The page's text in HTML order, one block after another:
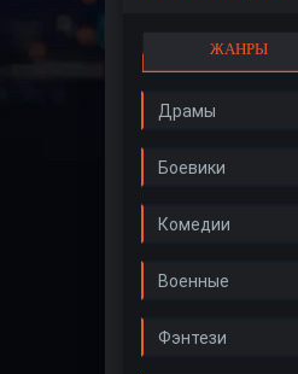
ЖАНРЫ
Драмы
Боевики
Комедии
Военные
Фэнтези